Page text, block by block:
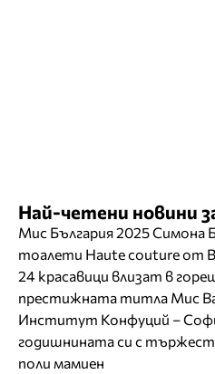
Най-четени новини
Мис България 2025 Симона
тоалети Haute couture от
24 красавици влизат в
престижната титла Мис
Институт Конфуций –
годишнината си с
поли мамиен